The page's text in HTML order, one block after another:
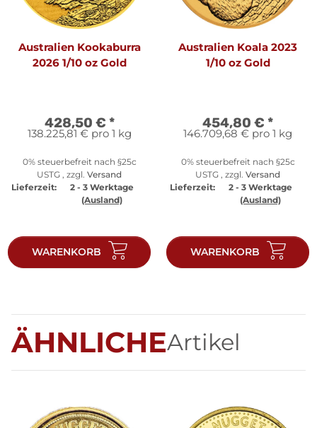
Australien Kookaburra
2026 1/10 oz Gold
428,50 € *
138.225,81 € pro 1 kg
0% steuerbefreit nach §25c
USTG , zzgl. Versand
Lieferzeit:
2 - 3 Werktage
(Ausland)
WARENKORB
Australien Koala 2023
1/10 oz Gold
454,80 € *
146.709,68 € pro 1 kg
0% steuerbefreit nach §25c
USTG , zzgl. Versand
Lieferzeit:
2 - 3 Werktage
(Ausland)
WARENKORB
ÄHNLICHEArtikel